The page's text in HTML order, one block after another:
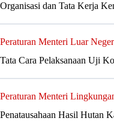
Organisasi dan Tata Kerja
Peraturan Menteri Luar
Tata Cara Pelaksanaan Uji
Peraturan Menteri
Penatausahaan Hasil Hutan